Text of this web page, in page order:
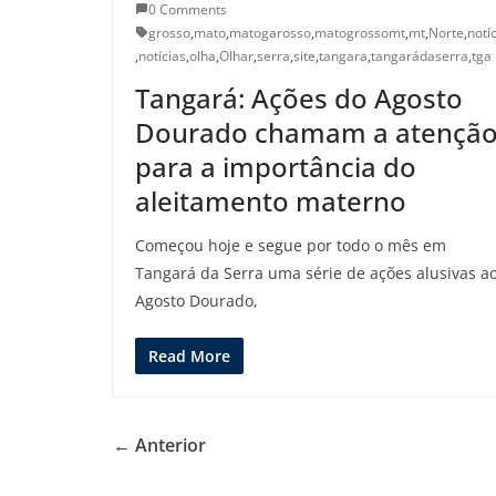
0 Comments
grosso,mato,matogarosso,matogrossomt,mt,Norte,
,notícias,olha,Olhar,serra,site,tangara,tangarádaserra,tga
Tangará: Ações do Agosto
Dourado chamam a atenção
para a importância do
aleitamento materno
Começou hoje e segue por todo o mês em
Tangará da Serra uma série de ações alusivas
Agosto Dourado,
Read More
← Anterior